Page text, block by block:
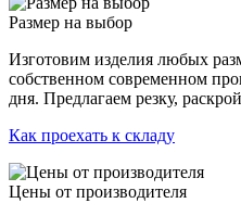
Размер на выбор
Изготовим изделия любых
собственном современном
дня. Предлагаем резку,
Как проехать к складу
Цены от производителя